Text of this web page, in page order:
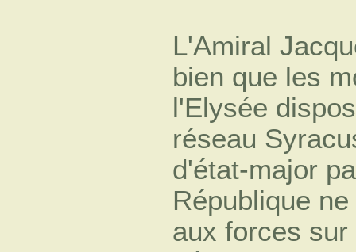
L'Amiral
bien que les
l'Elysée
réseau
d'état-major
République
aux forces